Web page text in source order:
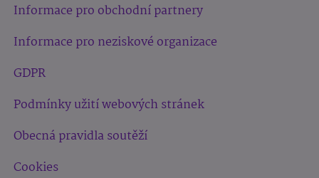
Informace pro obchodní partnery
Informace pro neziskové organizace
GDPR
Podmínky užití webových stránek
Obecná pravidla soutěží
Cookies